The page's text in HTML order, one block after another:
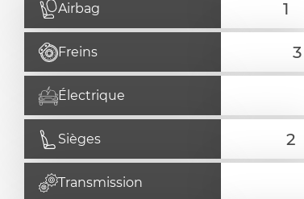
Airbag
Freins
Électrique
Sièges
Transmission